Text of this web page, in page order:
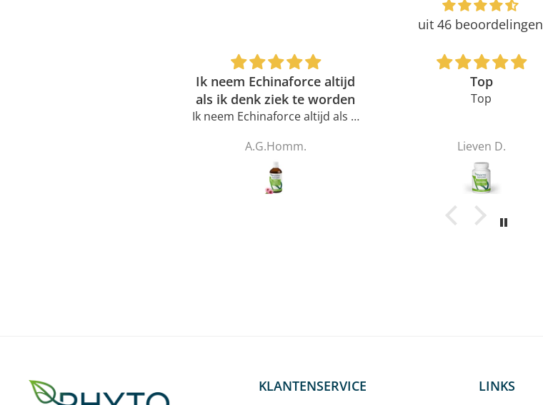
uit 46 beoordelingen
Ik neem Echinaforce altijd
als ik denk ziek te worden
Ik neem Echinaforce altijd als ik
weerstandsverhogend.Ook
tegen
hartritmestoornissen.Het
alcoholpercentage is erg laag
A.G.Homm.
Top
Top
Lieven D.
KLANTENSERVICE LINKS